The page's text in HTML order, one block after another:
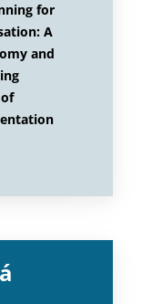
for
A
and